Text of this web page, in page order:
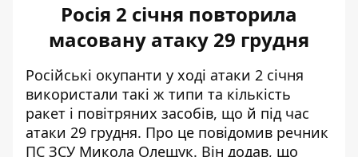
Росія 2 січня повторила
масовану атаку 29 грудня
Російські окупанти у ході атаки 2 січня
використали такі ж типи та кількість
ракет і повітряних засобів, що й під час
атаки 29 грудня. Про це повідомив речник
ПС ЗСУ Микола Олещук. Він додав, що